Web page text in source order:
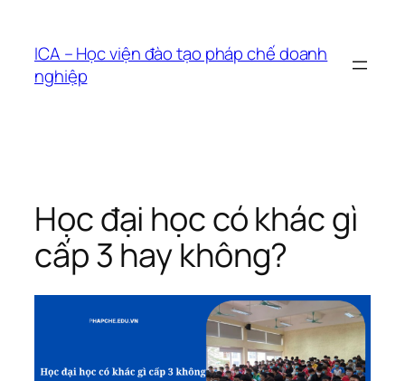
phầnICA – Học viện đào tạo pháp chế doanh
nghiệp
Học đại học có khác gì
cấp 3 hay không?